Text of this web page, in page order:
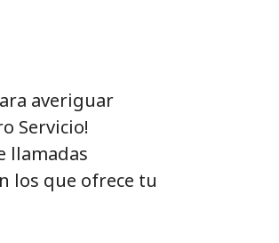
averiguar
Servicio!
llamadas
los que ofrece tu